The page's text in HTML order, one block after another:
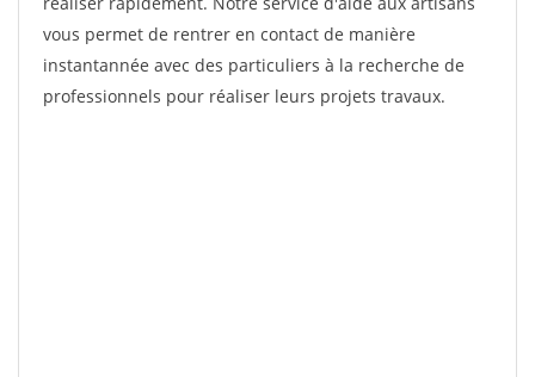
vous permet de rentrer en contact de manière
instantannée avec des particuliers à la recherche de
professionnels pour réaliser leurs projets travaux.